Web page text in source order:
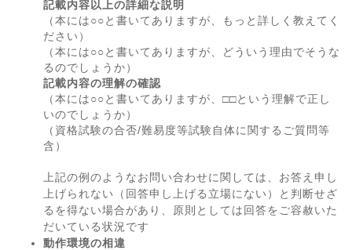
記載内容以上の詳細な説明
（本には○○と書いてありますが、もっと詳しく教えてく
ださい）
（本には○○と書いてありますが、どういう理由でそうな
るのでしょうか）
記載内容の理解の確認
（本には○○と書いてありますが、□□という理解で正し
いのでしょうか）
（資格試験の合否/難易度等試験自体に関するご質問等
含）
上記の例のようなお問い合わせに関しては、お答え申し
上げられない（回答申し上げる立場にない）と判断せざ
るを得ない場合があり、原則としては回答をご容赦いた
だいている状況です
動作環境の相違